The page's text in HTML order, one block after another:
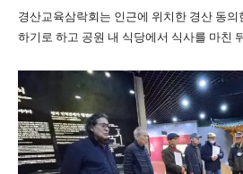
경산교육삼락회는 인근에 위치한 경산 동
하기로 하고 공원 내 식당에서 식사를 마친